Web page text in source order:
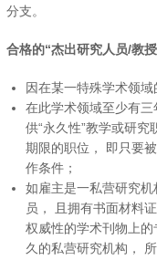
分支。
合格的“杰出研究人员/教
因在某一特殊学术领
在此学术领域至少有
供“永久性”教学或研
期限的职位， 即只要
作条件；
如雇主是一私营研究
员， 且拥有书面材料
权威性的学术刊物上
久的私营研究机构，